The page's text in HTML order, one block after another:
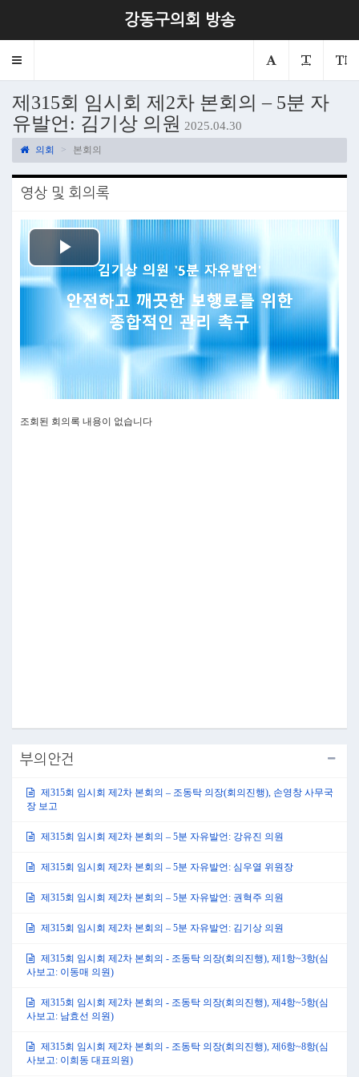
강동구의회 방송
Toggle
제315회 임시회 제2차 본회의 – 5분 자
유발언: 김기상 의원
2025.04.30
의회 본회의
영상 및 회의록
Play
Video
조회된 회의록 내용이 없습니다
부의안건
제315회 임시회 제2차 본회의 – 조동탁 의장(회의진행), 손영창 사무국
장 보고
제315회 임시회 제2차 본회의 – 5분 자유발언: 강유진 의원
제315회 임시회 제2차 본회의 – 5분 자유발언: 심우열 위원장
제315회 임시회 제2차 본회의 – 5분 자유발언: 권혁주 의원
제315회 임시회 제2차 본회의 – 5분 자유발언: 김기상 의원
제315회 임시회 제2차 본회의 - 조동탁 의장(회의진행), 제1항~3항(심
사보고: 이동매 의원)
제315회 임시회 제2차 본회의 - 조동탁 의장(회의진행), 제4항~5항(심
사보고: 남효선 의원)
제315회 임시회 제2차 본회의 - 조동탁 의장(회의진행), 제6항~8항(심
사보고: 이희동 대표의원)